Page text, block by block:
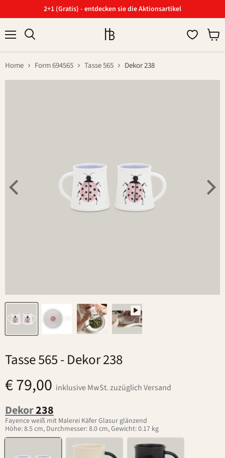
2+1 (Gratis) - entdecken sie die Aktionsartikel
Home Form 694565 Tasse 565 Dekor 238
Tasse 565- Dekor 238
€ 79,00 inklusive MwSt. zuzüglich Versand
Dekor238
Fayence weiß mit Malerei Käfer Glasur glänzend
Höhe: 8.5 cm, Durchmesser: 8.0 cm, Gewicht: 0.17 kg